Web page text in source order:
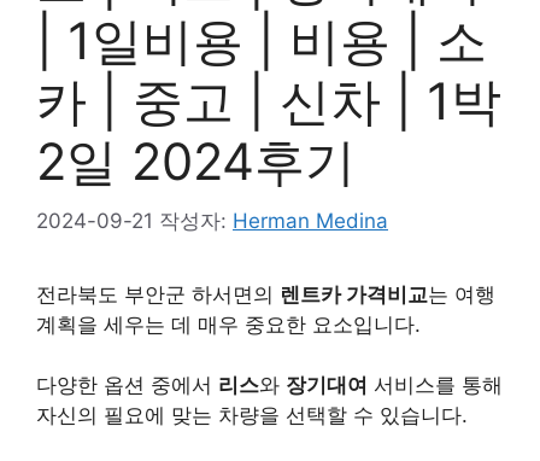
| 1일비용 | 비용 | 소
카 | 중고 | 신차 | 1박
2일 2024후기
2024-09-21 작성자: Herman Medina
전라북도 부안군 하서면의 렌트카 가격비교는 여행
계획을 세우는 데 매우 중요한 요소입니다.
다양한 옵션 중에서 리스와 장기대여 서비스를 통해
자신의 필요에 맞는 차량을 선택할 수 있습니다.